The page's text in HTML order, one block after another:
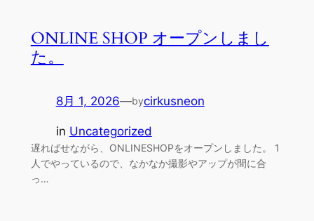
ONLINE SHOP オープンしまし
た。
8月 1, 2026—bycirkusneon
in Uncategorized
遅ればせながら、ONLINESHOPをオープンしました。 1
人でやっているので、なかなか撮影やアップが間に合
っ…